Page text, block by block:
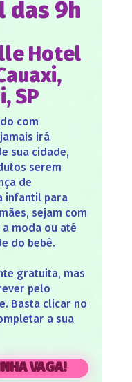
das 9h
Hotel
SP
com
irá
sua cidade,
serem
de
infantil para
sejam com
moda ou até
do bebê.
gratuita, mas
pelo
Basta clicar no
a sua
VAGA!